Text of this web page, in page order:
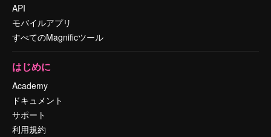
API
モバイルアプリ
すべてのMagnificツール
はじめに
Academy
ドキュメント
サポート
利用規約